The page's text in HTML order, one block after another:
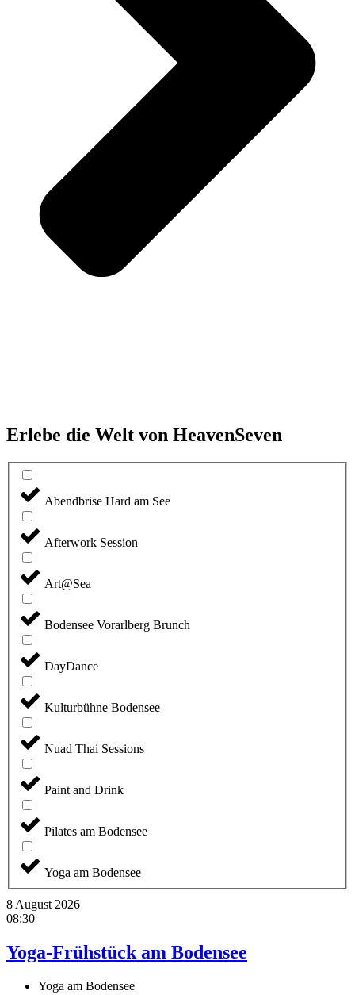
Erlebe die Welt von HeavenSeven
Abendbrise Hard am See
Afterwork Session
Art@Sea
Bodensee Vorarlberg Brunch
DayDance
Kulturbühne Bodensee
Nuad Thai Sessions
Paint and Drink
Pilates am Bodensee
Yoga am Bodensee
8 August 2026
08:30
Yoga-Frühstück am Bodensee
Yoga am Bodensee